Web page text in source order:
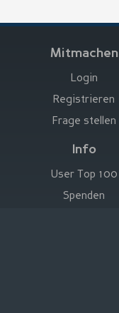
Mitmachen
Login
Registrieren
Frage stellen
Info
User Top 100
Spenden